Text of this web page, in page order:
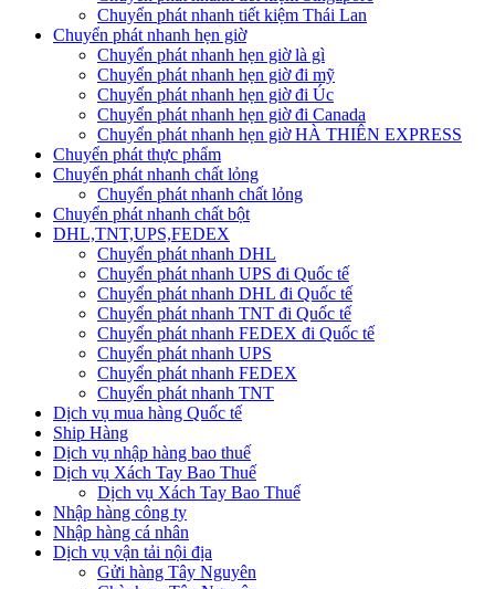
Chuyển phát nhanh tiết kiệm Thái Lan
Chuyển phát nhanh hẹn giờ
Chuyển phát nhanh hẹn giờ là gì
Chuyển phát nhanh hẹn giờ đi mỹ
Chuyển phát nhanh hẹn giờ đi Úc
Chuyển phát nhanh hẹn giờ đi Canada
Chuyển phát nhanh hẹn giờ HÀ THIÊN EXPRESS
Chuyển phát thực phẩm
Chuyển phát nhanh chất lỏng
Chuyển phát nhanh chất lỏng
Chuyển phát nhanh chất bột
DHL,TNT,UPS,FEDEX
Chuyển phát nhanh DHL
Chuyển phát nhanh UPS đi Quốc tế
Chuyển phát nhanh DHL đi Quốc tế
Chuyển phát nhanh TNT đi Quốc tế
Chuyển phát nhanh FEDEX đi Quốc tế
Chuyển phát nhanh UPS
Chuyển phát nhanh FEDEX
Chuyển phát nhanh TNT
Dịch vụ mua hàng Quốc tế
Ship Hàng
Dịch vụ nhập hàng bao thuế
Dịch vụ Xách Tay Bao Thuế
Dịch vụ Xách Tay Bao Thuế
Nhập hàng công ty
Nhập hàng cá nhân
Dịch vụ vận tải nội địa
Gửi hàng Tây Nguyên